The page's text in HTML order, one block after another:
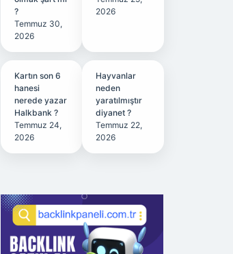
?
Temmuz 30,
2026
2026
Kartın son 6
hanesi
nerede yazar
Halkbank ?
Temmuz 24,
2026
Hayvanlar
neden
yaratılmıştır
diyanet ?
Temmuz 22,
2026